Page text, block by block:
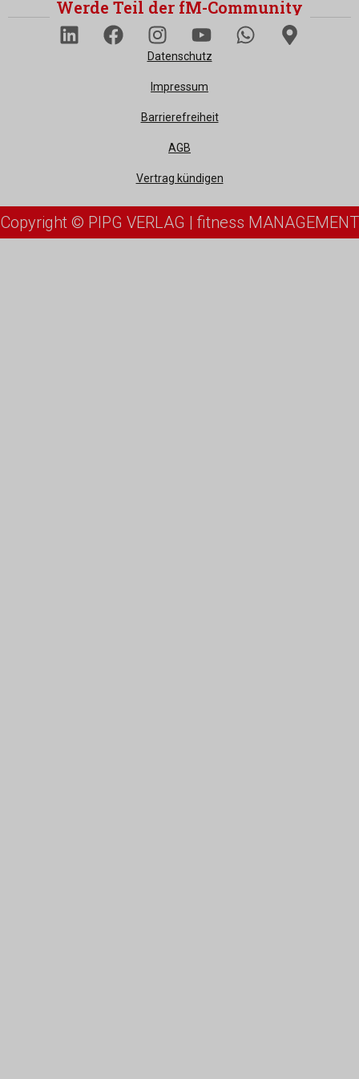
Werde Teil der fM-Community
Datenschutz
Impressum
Barrierefreiheit
AGB
Vertrag kündigen
Copyright © PIPG VERLAG | fitness MANAGEMENT